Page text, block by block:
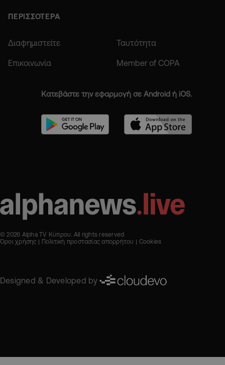
ΠΕΡΙΣΣΟΤΕΡΑ
Διαφημιστείτε Ταυτότητα
Επικοινωνία Member of COPA
Κατεβάστε την εφαρμογή σε Android ή iOS.
© 2026 Alpha TV Κύπρου. All rights reserved
Όροι χρήσης
Πολιτική προστασίας απορρήτου Cookies
Designed & Developed by